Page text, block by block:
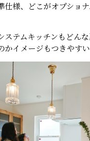
仕様、どこがオプショ
ステムキッチンもどん
かイメージもつきやすい